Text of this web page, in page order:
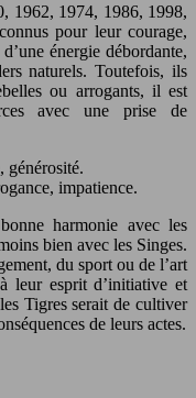
1962, 1974, 1986, 1998,
pour leur courage,
énergie débordante,
naturels. Toutefois, ils
ou arrogants, il est
avec une prise de
générosité.
impatience.
harmonie avec les
bien avec les Singes.
du sport ou de l’art
leur esprit d’initiative et
Tigres serait de cultiver
de leurs actes.